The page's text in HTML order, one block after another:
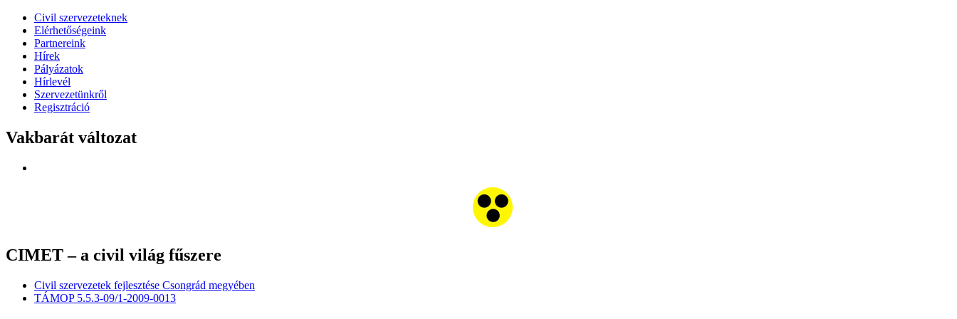
Civil szervezeteknek
Elérhetőségeink
Partnereink
Hírek
Pályázatok
Hírlevél
Szervezetünkről
Regisztráció
Vakbarát változat
CIMET – a civil világ fűszere
Civil szervezetek fejlesztése Csongrád megyében
TÁMOP 5.5.3-09/1-2009-0013